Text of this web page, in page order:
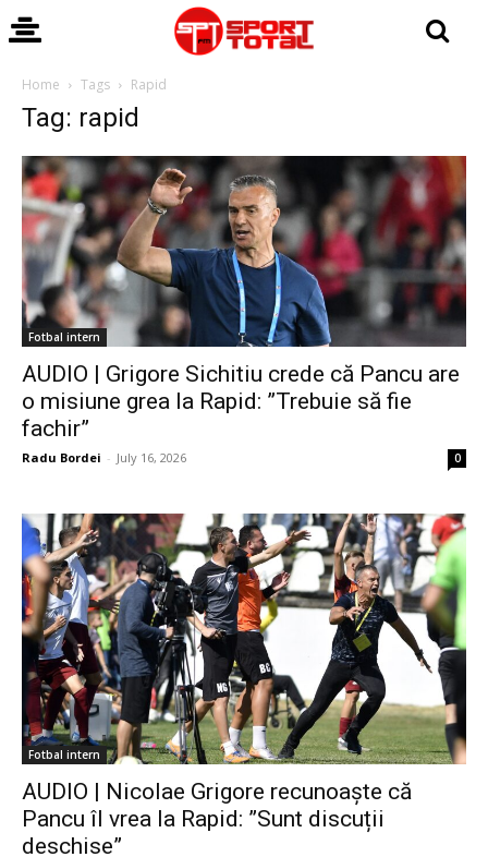
Home Tags Rapid
Tag: rapid
Fotbal intern
AUDIO | Grigore Sichitiu crede că Pancu are
o misiune grea la Rapid: ”Trebuie să fie
fachir”
Radu Bordei - July 16, 2026 0
Fotbal intern
AUDIO | Nicolae Grigore recunoaște că
Pancu îl vrea la Rapid: ”Sunt discuții
deschise”